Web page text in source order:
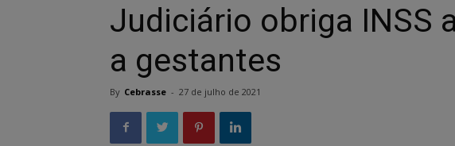
Judiciário obriga INSS
a gestantes
By Cebrasse - 27 de julho de 2021